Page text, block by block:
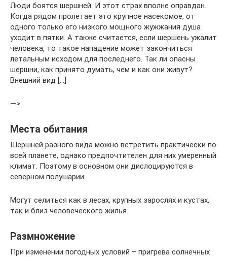
Люди боятся шершней. И этот страх вполне оправдан.
Когда рядом пролетает это крупное насекомое, от
одного только его низкого мощного жужжания душа
уходит в пятки. А также считается, если шершень ужалит
человека, то такое нападение может закончиться
летальным исходом для последнего. Так ли опасны
шершни, как принято думать, чем и как они живут?
Внешний вид […]
—>
Места обитания
Шершней разного вида можно встретить практически по
всей планете, однако предпочтителен для них умеренный
климат. Поэтому в основном они дислоцируются в
северном полушарии.
Могут селиться как в лесах, крупных зарослях и кустах,
так и близ человеческого жилья.
Размножение
При изменении погодных условий – пригрева солнечных